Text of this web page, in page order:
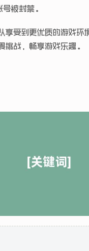
被封禁。
受到更优质的游戏
战，畅享游戏乐趣。